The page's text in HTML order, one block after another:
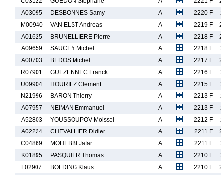
A03095
DESBONNES Samy A 2220 F
M00940
VAN ELST Andreas A 2219 F
A01625
BRUNELLIERE Pierre A 2218 F
A09659
SAUCEY Michel A 2218 F
A00703
BEDOS Michel A 2217 F
R07901
GUEZENNEC Franck A 2216 F
U09904
HOURIEZ Clement A 2215 F
N21996
BARON Thierry A 2213 F
A07957
NEIMAN Emmanuel A 2213 F
A52803
YOUSSOUPOV Moissei A 2212 F
A02224
CHEVALLIER Didier A 2211 F
C04869
MOHEBBI Jafar A 2211 F
K01895
PASQUIER Thomas A 2210 F
L02907
BOLDING Klaus A 2210 F